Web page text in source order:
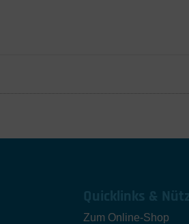
Quicklinks &
Zum Online-Shop